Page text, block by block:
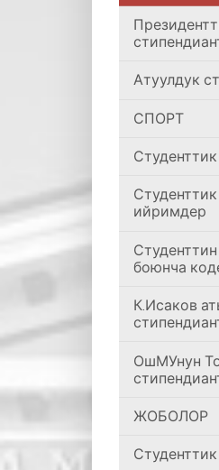
Атуулдук
СПОРТ
ийримдер
боюнча
К.Исаков
ОшМУнун
ЖОБОЛОР